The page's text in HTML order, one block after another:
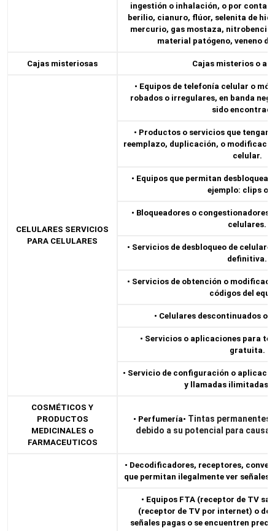
ingestión o inhalación, o por
berilio, cianuro, flúor, selenita de
mercurio, gas mostaza,
material patógeno, veneno
Cajas misteriosas Cajas misterios o
CELULARES SERVICIOS
PARA CELULARES
• Equipos de telefonía celular o
robados o irregulares, en banda
sido
• Productos o servicios que
reemplazo, duplicación, o
celular.
• Equipos que permitan
ejemplo: clips o
• Bloqueadores o congestionadores
celulares.
• Servicios de desbloqueo de
definitiva.
• Servicios de obtención o
códigos del
• Celulares descontinuados o
• Servicios o aplicaciones para
gratuita.
• Servicio de configuración o
y llamadas ilimitadas
COSMÉTICOS Y
PRODUCTOS
MEDICINALES o
FARMACEUTICOS
• Perfumería• Tintas permanentes
debido a su potencial para
• Decodificadores, receptores,
que permitan ilegalmente ver
• Equipos FTA (receptor de TV
(receptor de TV por internet) o
señales pagas o se encuentren